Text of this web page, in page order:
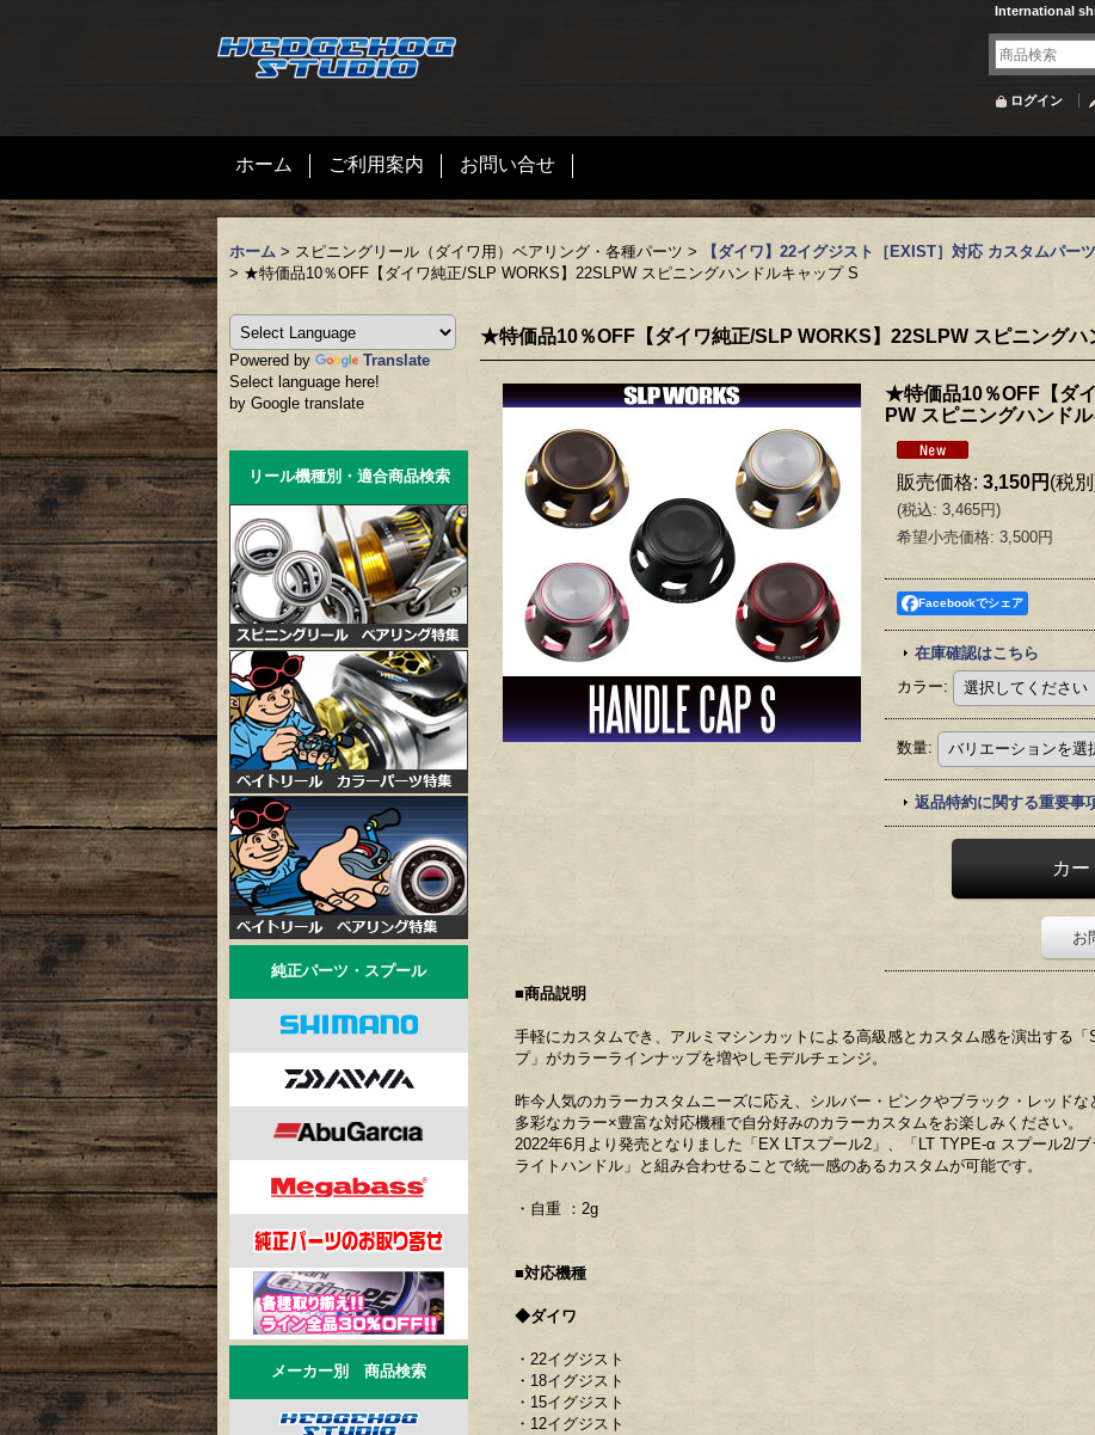
International
ログイン
ホーム ご利用案内 お問い合せ
ホーム > スピニングリール（ダイワ用）ベアリング・各種パーツ >
【ダイワ】22イグジスト［EXIST］対応 カスタムパーツ
> ★特価品10％OFF【ダイワ純正/SLP WORKS】22SLPW スピニングハンドルキャップ S
Powered by
Translate
Select language here!
by Google translate
リール機種別・適合商品検索
純正パーツ・スプール
メーカー別 商品検索
★特価品10％OFF【ダイワ純正/SLP WORKS】22SLPW スピニングハ
★特価品10％OFF【ダ
PW スピニングハンド
販売価格: 3,150円 (税
(税込: 3,465円)
希望小売価格: 3,500円
Facebookでシェア
在庫確認はこちら
カラー:
数量:
返品特約に関する重要事
お
■商品説明
手軽にカスタムでき、アルミマシンカットによる高級感とカスタム感を演出する
プ」がカラーラインナップを増やしモデルチェンジ。
昨今人気のカラーカスタムニーズに応え、シルバー・ピンクやブラック・レッドな
多彩なカラー×豊富な対応機種で自分好みのカラーカスタムをお楽しみください。
2022年6月より発売となりました「EX LTスプール2」、「LT TYPE-α スプール2/
ライトハンドル」と組み合わせることで統一感のあるカスタムが可能です。
・自重 ：2g
■対応機種
◆ダイワ
・22イグジスト
・18イグジスト
・15イグジスト
・12イグジスト